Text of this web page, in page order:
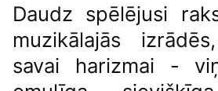
Daudz spēlējusi
muzikālajās
savai harizmai -